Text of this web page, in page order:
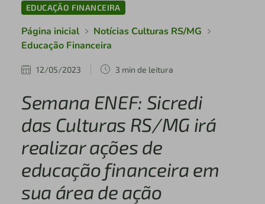
EDUCAÇÃO FINANCEIRA
Página inicial
Notícias Culturas RS/MG
Educação Financeira
12/05/2023 3 min de leitura
Semana ENEF: Sicredi
das Culturas RS/MG irá
realizar ações de
educação financeira em
sua área de ação